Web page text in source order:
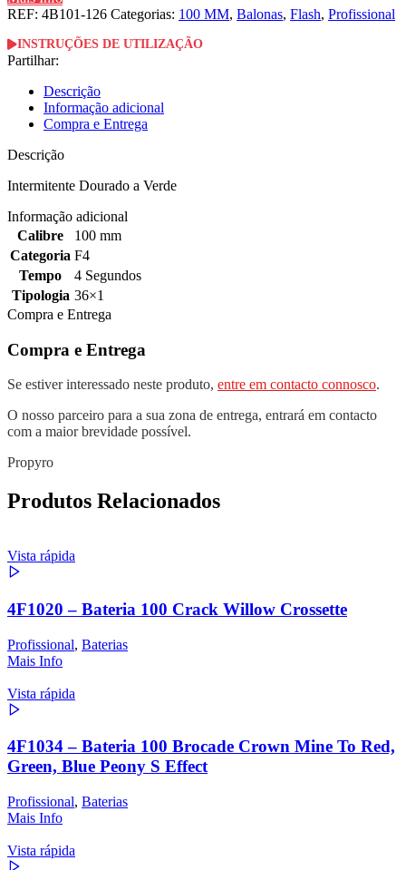
REF: 4B101-126 Categorias: 100 MM, Balonas, Flash, Profissional
INSTRUÇÕES DE UTILIZAÇÃO
Partilhar:
Descrição
Informação adicional
Compra e Entrega
Descrição
Intermitente Dourado a Verde
Informação adicional
Calibre
100 mm
Categoria F4
Tempo
4 Segundos
Tipologia 36×1
Compra e Entrega
Compra e Entrega
Se estiver interessado neste produto, entre em contacto connosco.
O nosso parceiro para a sua zona de entrega, entrará em contacto
com a maior brevidade possível.
Propyro
Produtos Relacionados
Vista rápida
4F1020 – Bateria 100 Crack Willow Crossette
Profissional, Baterias
Mais Info
Vista rápida
4F1034 – Bateria 100 Brocade Crown Mine To Red,
Green, Blue Peony S Effect
Profissional, Baterias
Mais Info
Vista rápida